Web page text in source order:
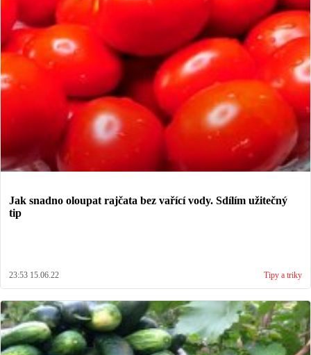
Jak snadno oloupat rajčata bez vařící vody. Sdílím užitečný
tip
23:53 15.06.22 Tipy a triky